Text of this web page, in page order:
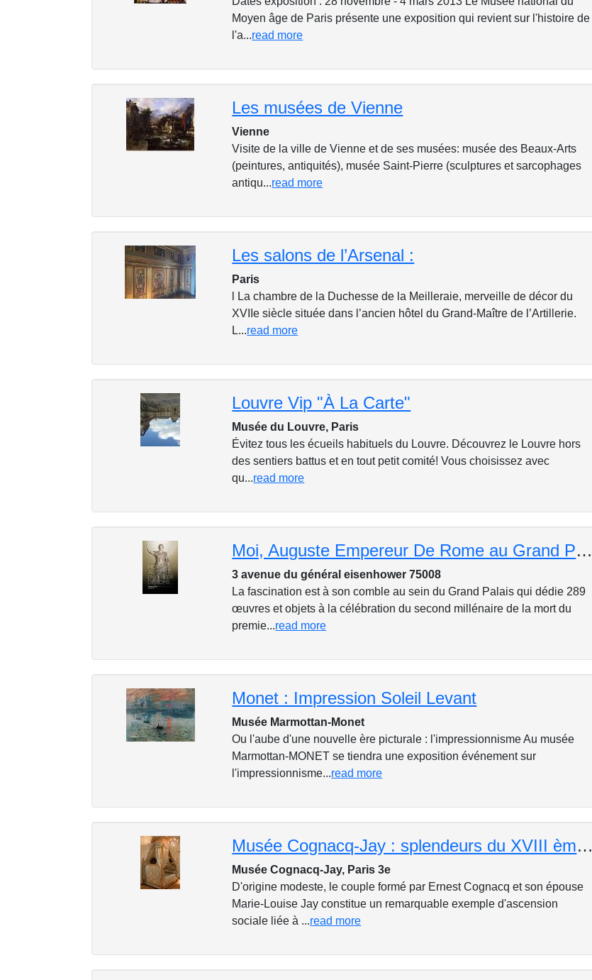
Moyen âge de Paris présente une exposition qui revient sur l'histoire de
l'a...read more
Les musées de Vienne
Vienne
Visite de la ville de Vienne et de ses musées: musée des Beaux-Arts
(peintures, antiquités), musée Saint-Pierre (sculptures et sarcophages
antiqu...read more
Les salons de l’Arsenal :
Paris
l La chambre de la Duchesse de la Meilleraie, merveille de décor du
XVIIe siècle située dans l’ancien hôtel du Grand-Maître de l’Artillerie.
L...read more
Louvre Vip "À La Carte"
Musée du Louvre, Paris
Évitez tous les écueils habituels du Louvre. Découvrez le Louvre hors
des sentiers battus et en tout petit comité! Vous choisissez avec
qu...read more
Moi, Auguste Empereur De Rome au Grand Palais
3 avenue du général eisenhower 75008
La fascination est à son comble au sein du Grand Palais qui dédie 289
œuvres et objets à la célébration du second millénaire de la mort du
premie...read more
Monet : Impression Soleil Levant
Musée Marmottan-Monet
Ou l'aube d'une nouvelle ère picturale : l'impressionnisme Au musée
Marmottan-MONET se tiendra une exposition événement sur
l'impressionnisme...read more
Musée Cognacq-Jay : splendeurs du XVIII ème siècle et philanthropie
Musée Cognacq-Jay, Paris 3e
D'origine modeste, le couple formé par Ernest Cognacq et son épouse
Marie-Louise Jay constitue un remarquable exemple d'ascension
sociale liée à ...read more